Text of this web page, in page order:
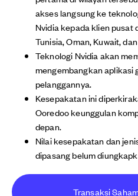
akses langsung ke
Nvidia kepada klien pusat
Tunisia, Oman, Kuwait,
Teknologi Nvidia akan
mengembangkan aplikasi
pelanggannya.
Kesepakatan ini
Ooredoo keunggulan
depan.
Nilai kesepakatan dan
dipasang belum
Transaksi